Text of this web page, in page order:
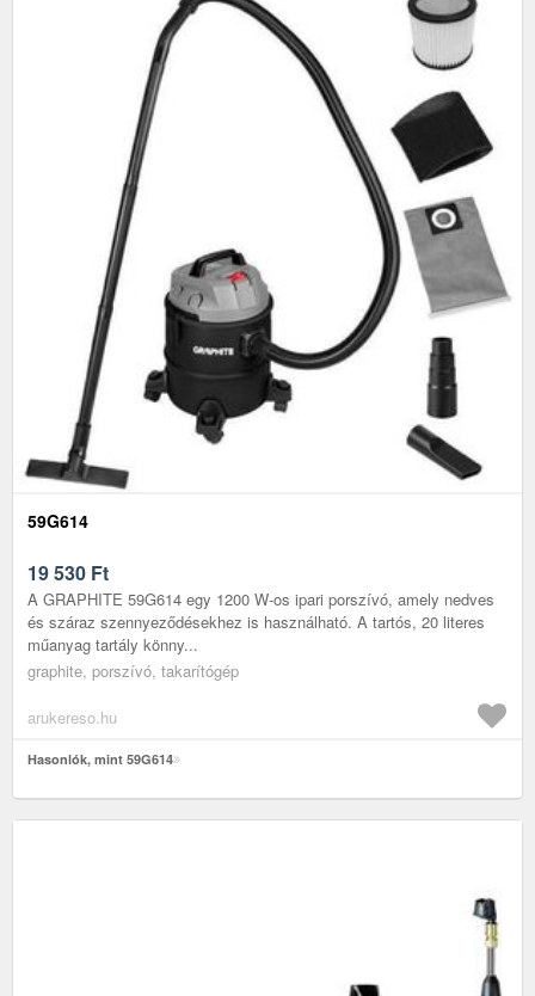
59G614
19 530 Ft
A GRAPHITE 59G614 egy 1200 W-os ipari porszívó, amely nedves
és száraz szennyeződésekhez is használható. A tartós, 20 literes
műanyag tartály könny...
graphite, porszívó, takarítógép
arukereso.hu
Hasonlók, mint 59G614